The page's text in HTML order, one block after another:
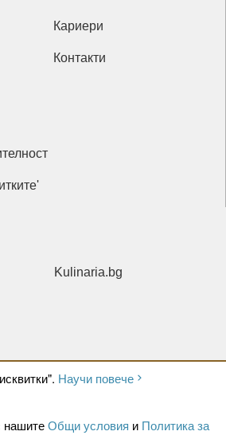
Научи повече
нашитеОбщи условия и Политика за
Кариери
Контакти
Kulinaria.bg
ООД. Всички права запазени.
XeniumCompany.com